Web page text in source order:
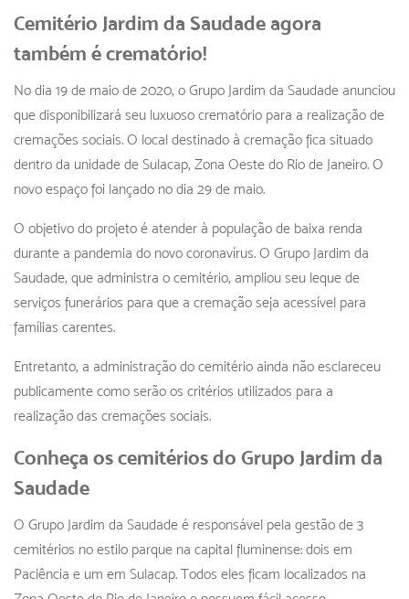
Cemitério Jardim da Saudade agora
também é crematório!
No dia 19 de maio de 2020, o Grupo Jardim da Saudade anunciou
que disponibilizará seu luxuoso crematório para a realização de
cremações sociais. O local destinado à cremação fica situado
dentro da unidade de Sulacap, Zona Oeste do Rio de Janeiro. O
novo espaço foi lançado no dia 29 de maio.
O objetivo do projeto é atender à população de baixa renda
durante a pandemia do novo coronavírus. O Grupo Jardim da
Saudade, que administra o cemitério, ampliou seu leque de
serviços funerários para que a cremação seja acessível para
famílias carentes.
Entretanto, a administração do cemitério ainda não esclareceu
publicamente como serão os critérios utilizados para a
realização das cremações sociais.
Conheça os cemitérios do Grupo Jardim da
Saudade
O Grupo Jardim da Saudade é responsável pela gestão de 3
cemitérios no estilo parque na capital fluminense: dois em
Paciência e um em Sulacap. Todos eles ficam localizados na